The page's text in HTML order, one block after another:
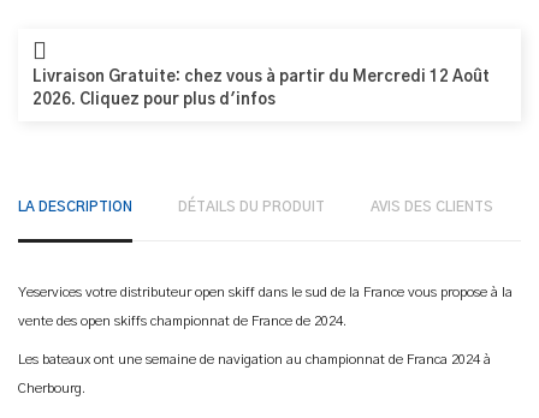
Livraison Gratuite: chez vous à partir du Mercredi 12 Août
2026. Cliquez pour plus d'infos
LA DESCRIPTION DÉTAILS DU PRODUIT AVIS DES CLIENTS
Yeservices votre distributeur open skiff dans le sud de la France vous propose à la
vente des open skiffs championnat de France de 2024.
Les bateaux ont une semaine de navigation au championnat de Franca 2024 à
Cherbourg.